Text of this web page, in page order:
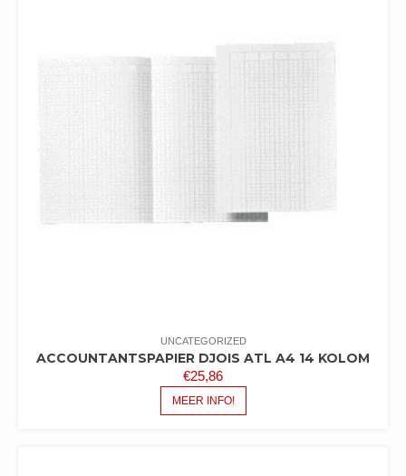
UNCATEGORIZED
ACCOUNTANTSPAPIER DJOIS ATL A4 14 KOLOM
€25,86
MEER INFO!